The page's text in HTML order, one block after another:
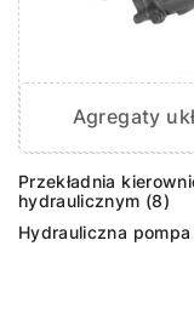
Agregaty
Przekładnia
hydraulicznym (8)
Hydrauliczna